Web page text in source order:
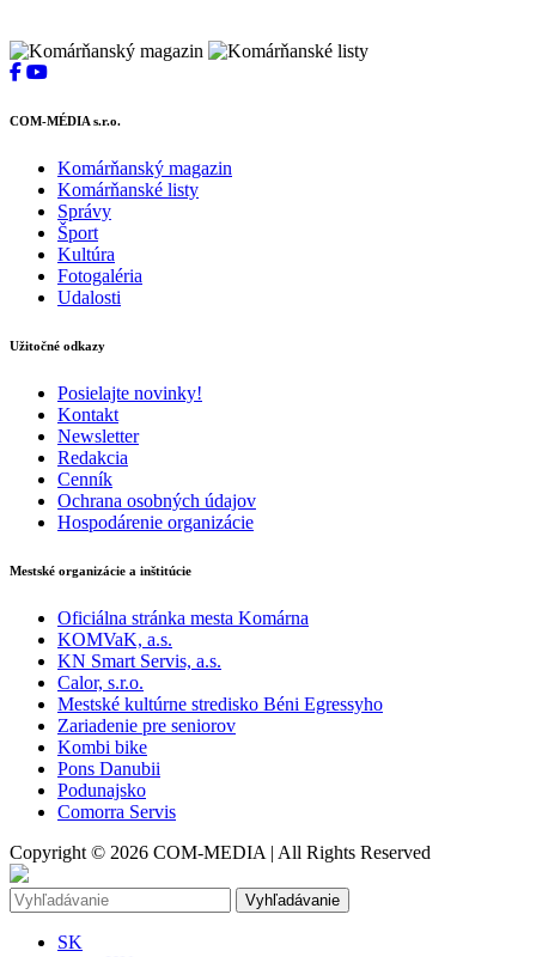
COM-MÉDIA s.r.o.
Komárňanský magazin
Komárňanské listy
Správy
Šport
Kultúra
Fotogaléria
Udalosti
Užitočné odkazy
Posielajte novinky!
Kontakt
Newsletter
Redakcia
Cenník
Ochrana osobných údajov
Hospodárenie organizácie
Mestské organizácie a inštitúcie
Oficiálna stránka mesta Komárna
KOMVaK, a.s.
KN Smart Servis, a.s.
Calor, s.r.o.
Mestské kultúrne stredisko Béni Egressyho
Zariadenie pre seniorov
Kombi bike
Pons Danubii
Podunajsko
Comorra Servis
Copyright © 2026 COM-MEDIA | All Rights Reserved
Vyhľadávanie
SK